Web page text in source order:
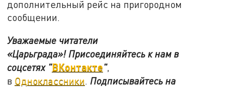
дополнительный рейс на пригородном
сообщении.
Уважаемые читатели
«Царьграда»! Присоединяйтесь к нам в
соцсетях "ВКонтакте",
в Одноклассники. Подписывайтесь на